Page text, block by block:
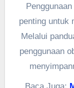
penting untuk
Melalui
penggunaan